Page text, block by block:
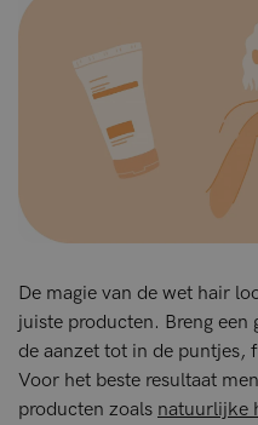
De magie van de wet hair
juiste producten. Breng een
de aanzet tot in de puntjes,
Voor het beste resultaat
producten zoals natuurlijke